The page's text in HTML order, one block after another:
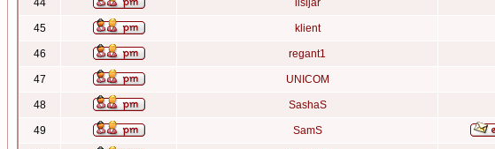
44 ilsijar
45 klient
46 regant1
47 UNICOM
48 SashaS
49 SamS